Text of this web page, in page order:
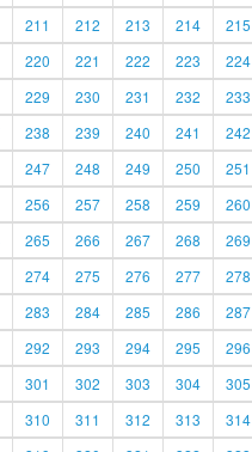
211 212 213 214 215
220 221 222 223 224
229 230 231 232 233
238 239 240 241 242
247 248 249 250 251
256 257 258 259 260
265 266 267 268 269
274 275 276 277 278
283 284 285 286 287
292 293 294 295 296
301 302 303 304 305
310 311 312 313 314